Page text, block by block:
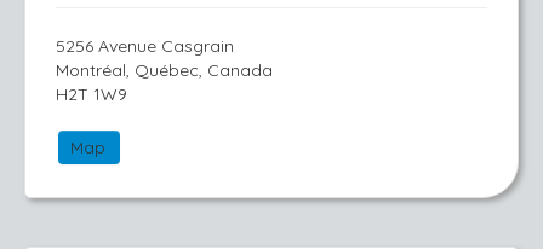
5256 Avenue Casgrain
Montréal, Québec, Canada
H2T 1W9
Map